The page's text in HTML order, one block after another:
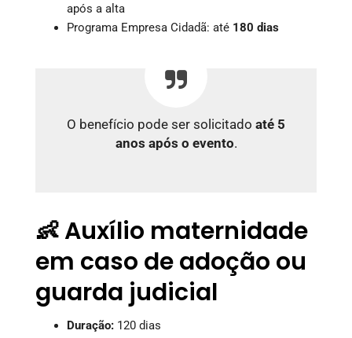
após a alta
Programa Empresa Cidadã: até 180 dias
O benefício pode ser solicitado até 5
anos após o evento.
👶 Auxílio maternidade
em caso de adoção ou
guarda judicial
Duração: 120 dias